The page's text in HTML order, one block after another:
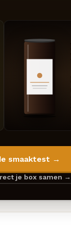
smaaktest →
je box samen →